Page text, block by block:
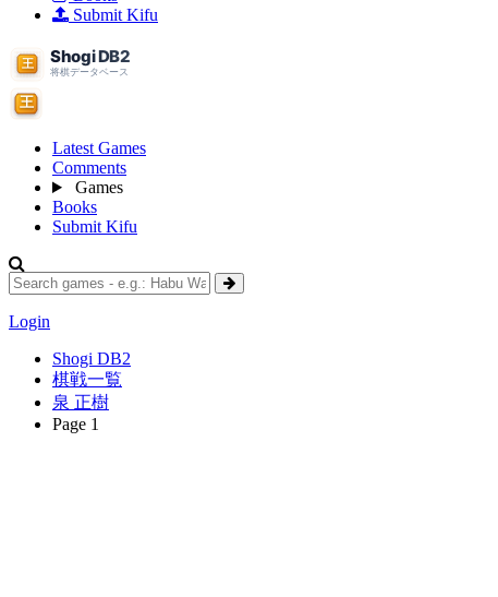
Submit Kifu
Latest Games
Comments
Games
Books
Submit Kifu
Login
Shogi DB2
棋戦一覧
泉 正樹
Page 1